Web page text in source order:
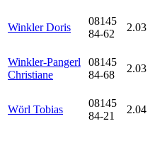
Winkler Doris
08145
84-62
2.03
Winkler-Pangerl
Christiane
08145
84-68
2.03
Wörl Tobias
08145
84-21
2.04